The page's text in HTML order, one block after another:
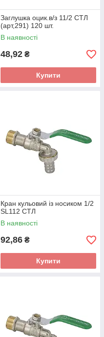
Заглушка оцик.в/з 11/2 СТЛ
(арт,291) 120 шт.
В наявності
48,92 ₴
Купити
Кран кульовий із носиком 1/2
SL112 СТЛ
В наявності
92,86 ₴
Купити